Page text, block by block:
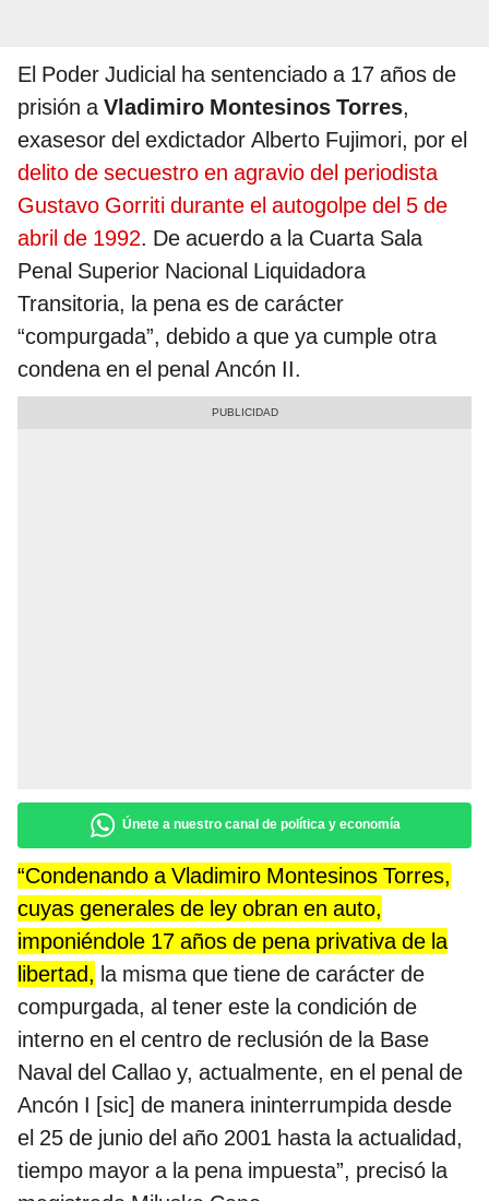
El Poder Judicial ha sentenciado a 17 años de
prisión aVladimiro Montesinos Torres,
exasesor del exdictador Alberto Fujimori, por el
delito de secuestro en agravio del periodista
Gustavo Gorriti durante el autogolpe del 5 de
abril de 1992. De acuerdo a la Cuarta Sala
Penal Superior Nacional Liquidadora
Transitoria, la pena es de carácter
“compurgada”, debido a que ya cumple otra
condena en el penal Ancón II.
Únete a nuestro canal de política y economía
“Condenando a Vladimiro Montesinos Torres,
cuyas generales de ley obran en auto,
imponiéndole 17 años de pena privativa de la
libertad, la misma que tiene de carácter de
compurgada, al tener este la condición de
interno en el centro de reclusión de la Base
Naval del Callao y, actualmente, en el penal de
Ancón I [sic] de manera ininterrumpida desde
el 25 de junio del año 2001 hasta la actualidad,
tiempo mayor a la pena impuesta”, precisó la